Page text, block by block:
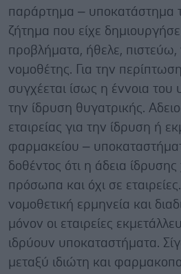
παράρτημα – υποκατάστημα
ζήτημα που είχε
προβλήματα, ήθελε, πιστεύω,
νομοθέτης. Για την
συγχέεται ίσως η έννοια
την ίδρυση θυγατρικής.
εταιρείας για την ίδρυση ή
φαρμακείου –
δοθέντος ότι η άδεια ίδρυσης
πρόσωπα και όχι σε
νομοθετική ερμηνεία και
μόνον οι εταιρείες
ιδρύουν υποκαταστήματα.
μεταξύ ιδιώτη και